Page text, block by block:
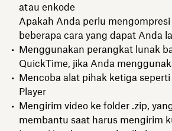
atau enkode
Apakah Anda perlu mengompresi
beberapa cara yang dapat Anda
Menggunakan perangkat lunak
QuickTime, jika Anda
Mencoba alat pihak ketiga
Player
Mengirim video ke folder .zip,
membantu saat harus mengirim